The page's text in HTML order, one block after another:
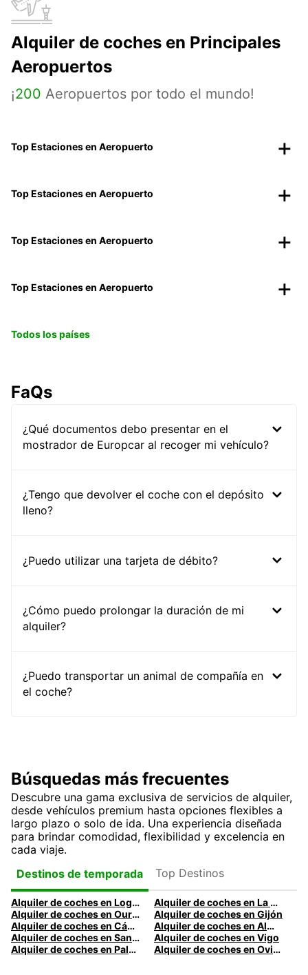
Alquiler de coches en Principales
Aeropuertos
¡200 Aeropuertos por todo el mundo!
Top Estaciones en Aeropuerto
Top Estaciones en Aeropuerto
Top Estaciones en Aeropuerto
Top Estaciones en Aeropuerto
Todos los países
FaQs
¿Qué documentos debo presentar en el
mostrador de Europcar al recoger mi vehículo?
¿Tengo que devolver el coche con el depósito
lleno?
¿Puedo utilizar una tarjeta de débito?
¿Cómo puedo prolongar la duración de mi
alquiler?
¿Puedo transportar un animal de compañía en
el coche?
Búsquedas más frecuentes
Descubre una gama exclusiva de servicios de alquiler,
desde vehículos premium hasta opciones flexibles a
largo plazo o solo de ida. Una experiencia diseñada
para brindar comodidad, flexibilidad y excelencia en
cada viaje.
Destinos de temporada
Top Destinos
Alquiler de coches en Logroño
Alquiler de coches en La Coruña
Alquiler de coches en Ourense
Alquiler de coches en Gijón
Alquiler de coches en Cádiz
Alquiler de coches en Almería
Alquiler de coches en Santander
Alquiler de coches en Vigo
Alquiler de coches en Palma
Alquiler de coches en Oviedo